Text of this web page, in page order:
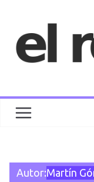
contenido
Autor:Martín